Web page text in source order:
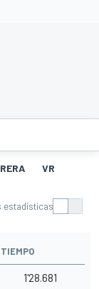
VR
estadísticas
TIEMPO
1'28.681